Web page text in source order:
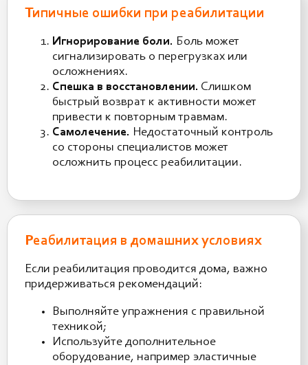
Типичные ошибки при реабилитации
Игнорирование боли. Боль может
сигнализировать о перегрузках или
осложнениях.
Спешка в восстановлении. Слишком
быстрый возврат к активности может
привести к повторным травмам.
Самолечение. Недостаточный контроль
со стороны специалистов может
осложнить процесс реабилитации.
Реабилитация в домашних условиях
Если реабилитация проводится дома, важно
придерживаться рекомендаций:
Выполняйте упражнения с правильной
техникой;
Используйте дополнительное
оборудование, например эластичные